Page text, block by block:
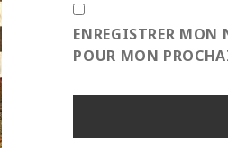
ENREGISTRER
POUR MON